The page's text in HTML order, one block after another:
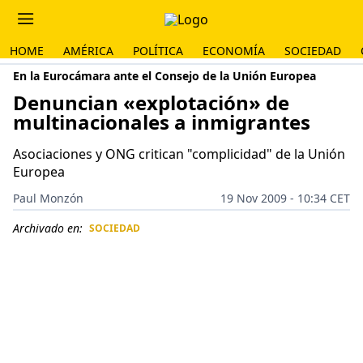
HOME AMÉRICA POLÍTICA ECONOMÍA SOCIEDAD
En la Eurocámara ante el Consejo de la Unión Europea
Denuncian «explotación» de
multinacionales a inmigrantes
Asociaciones y ONG critican "complicidad" de la Unión
Europea
Paul Monzón
19 Nov 2009 - 10:34 CET
Archivado en: SOCIEDAD